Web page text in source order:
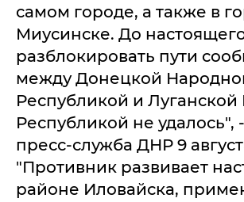
самом городе, а также в
Миусинске. До
разблокировать пути
между Донецкой
Республикой и
Республикой не удалось",
пресс-служба ДНР 9
"Противник развивает
районе Иловайска,